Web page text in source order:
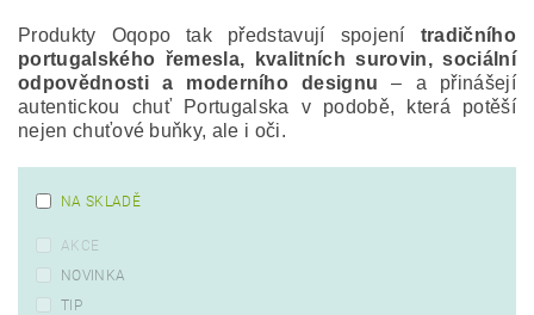
Produkty Oqopo tak představují spojení tradičního
portugalského řemesla, kvalitních surovin, sociální
odpovědnosti a moderního designu – a přinášejí
autentickou chuť Portugalska v podobě, která potěší
nejen chuťové buňky, ale i oči.
NA SKLADĚ
AKCE
NOVINKA
TIP